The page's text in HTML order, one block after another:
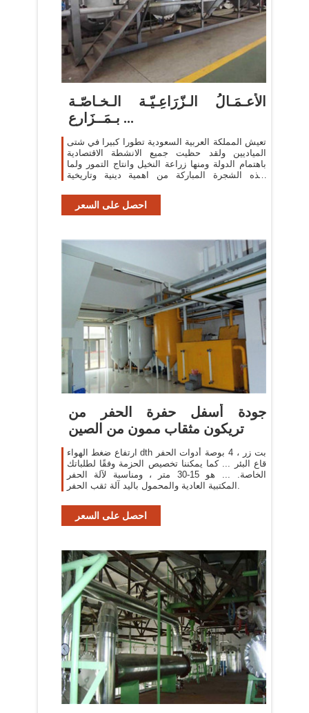
الأعـمَـالُ الـزّرَاعِـيّـة الـخـاصّـة
بـمَــزَارع ...
تعيش المملكة العربية السعودية تطورا كبيرا في شتى
المياديين ولقد حظيت جميع الانشطة الاقتصادية
باهتمام الدولة ومنها زراعة النخيل وانتاج التمور ولما
لهذه الشجرة المباركة من اهمية دينية وتاريخية
احصل على السعر
جودة أسفل حفرة الحفر من
تريكون مثقاب ممون من الصين
ارتفاع ضغط الهواء dth بت زر ، 4 بوصة أدوات الحفر
قاع البئر ... كما يمكننا تخصيص الحزمة وفقًا لطلباتك
الخاصة. ... هو 15-30 متر ، ومناسبة لآلة الحفر
المكتبية العادية والمحمول باليد آلة ثقب الحفر.
احصل على السعر